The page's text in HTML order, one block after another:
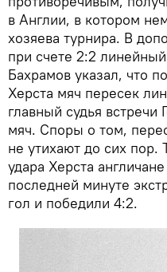
в Англии, в котором
хозяева турнира. В
при счете 2:2
Бахрамов указал, что
Херста мяч пересек
главный судья встречи
мяч. Споры о том,
не утихают до сих пор.
удара Херста
последней минуте
гол и победили 4:2.